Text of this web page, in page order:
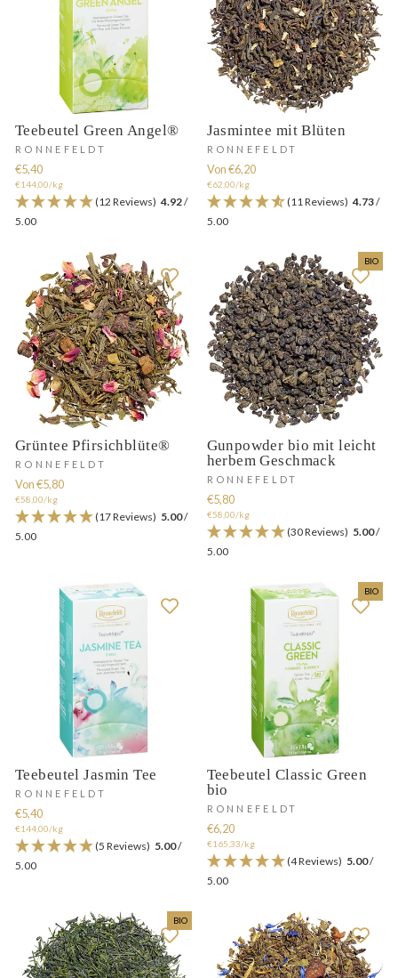
Teebeutel Green Angel®
RONNEFELDT
€5,40
€144,00/kg
(12 Reviews) 4.92/
5.00
Jasmintee mit Blüten
RONNEFELDT
Von €6,20
€62,00/kg
(11 Reviews) 4.73/
5.00
Grüntee Pfirsichblüte®
RONNEFELDT
Von €5,80
€58,00/kg
(17 Reviews) 5.00/
5.00
BIO
Gunpowder bio mit leicht
herbem Geschmack
RONNEFELDT
€5,80
€58,00/kg
(30 Reviews) 5.00/
5.00
Teebeutel Jasmin Tee
RONNEFELDT
€5,40
€144,00/kg
(5 Reviews) 5.00/
5.00
BIO
Teebeutel Classic Green
bio
RONNEFELDT
€6,20
€165,33/kg
(4 Reviews) 5.00/
5.00
BIO